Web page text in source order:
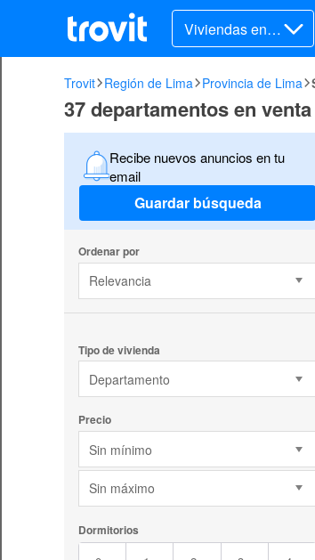
Viviendas en v
enta
Trovit Región de Lima Provincia de Lima
37 departamentos en
Recibe nuevos anuncios en tu
email
Guardar búsqueda
Ordenar por
Relevancia
Tipo de vivienda
Departamento
Precio
Sin mínimo
Sin máximo
Dormitorios